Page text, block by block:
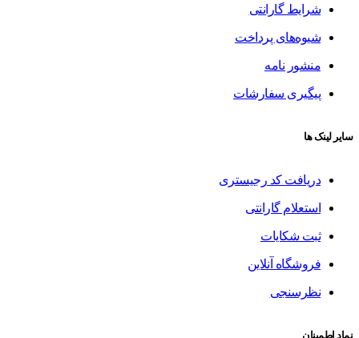
شرایط گارانتی
شیوه‌های پرداخت
منشور نامه
پیگیری سفارشات
سایر لینک ها
دریافت کد رجیستری
استعلام گارانتی
ثبت شکایات
فروشگاه آنلاین
نظرسنجی
نماد اطمینان